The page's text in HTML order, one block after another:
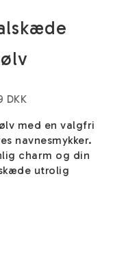
DKK
med en valgfri
navnesmykker.
charm og din
utrolig